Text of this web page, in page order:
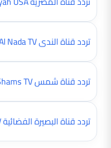
تردد قناة الندى Al Nada TV الجديد على النايل سات 2026
تردد قناة شمس Shams TV الجديد على النايل سات 2026
تردد قناة البصيرة الفضائية Al Basira TV الجديد على نايل سات 2026